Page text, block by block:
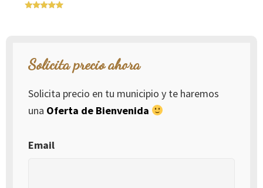
Solicita precio ahora
Solicita precio en tu municipio y te haremos
una Oferta de Bienvenida
Email